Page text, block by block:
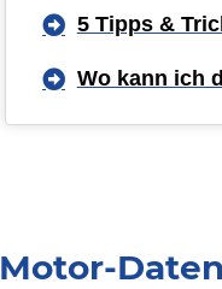
5 Tipps &
Wo kann ich
Motor-